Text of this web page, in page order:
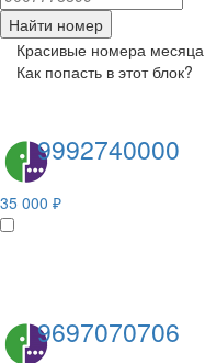
Найти номер
Красивые номера месяца
Как попасть в этот блок?
9992740000
35 000 ₽
9697070706